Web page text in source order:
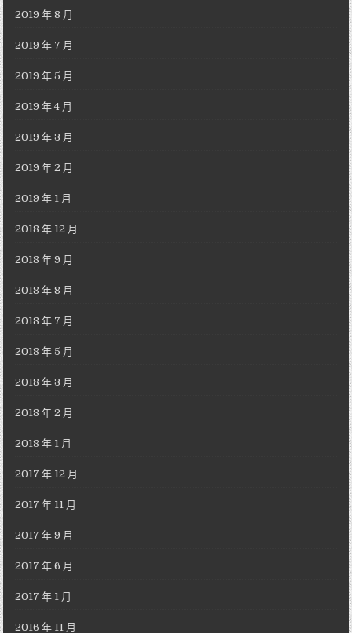
2019 年 8 月
2019 年 7 月
2019 年 5 月
2019 年 4 月
2019 年 3 月
2019 年 2 月
2019 年 1 月
2018 年 12 月
2018 年 9 月
2018 年 8 月
2018 年 7 月
2018 年 5 月
2018 年 3 月
2018 年 2 月
2018 年 1 月
2017 年 12 月
2017 年 11 月
2017 年 9 月
2017 年 6 月
2017 年 1 月
2016 年 11 月